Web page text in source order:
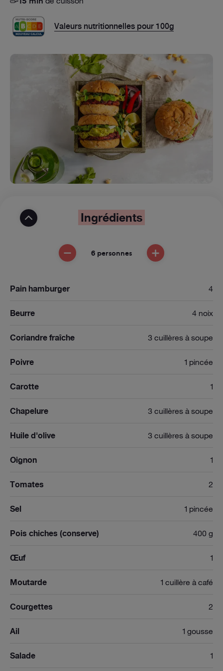
Valeurs nutritionnelles pour 100g
Ingrédients
ENLEVER UNE PERSONNE
6 personnes AJOUTER UNE
Pain hamburger 4
Beurre 4 noix
Coriandre fraîche 3 cuillères à soupe
Poivre 1 pincée
Carotte 1
Chapelure 3 cuillères à soupe
Huile d'olive 3 cuillères à soupe
Oignon 1
Tomates 2
Sel 1 pincée
Pois chiches (conserve) 400 g
Œuf 1
Moutarde 1 cuillère à café
Courgettes 2
Ail 1 gousse
Salade 1